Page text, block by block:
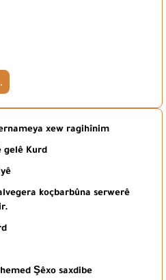
xew ragihînim
gelê Kurd
koçbarbûna serwerê
Şêxo saxdibe